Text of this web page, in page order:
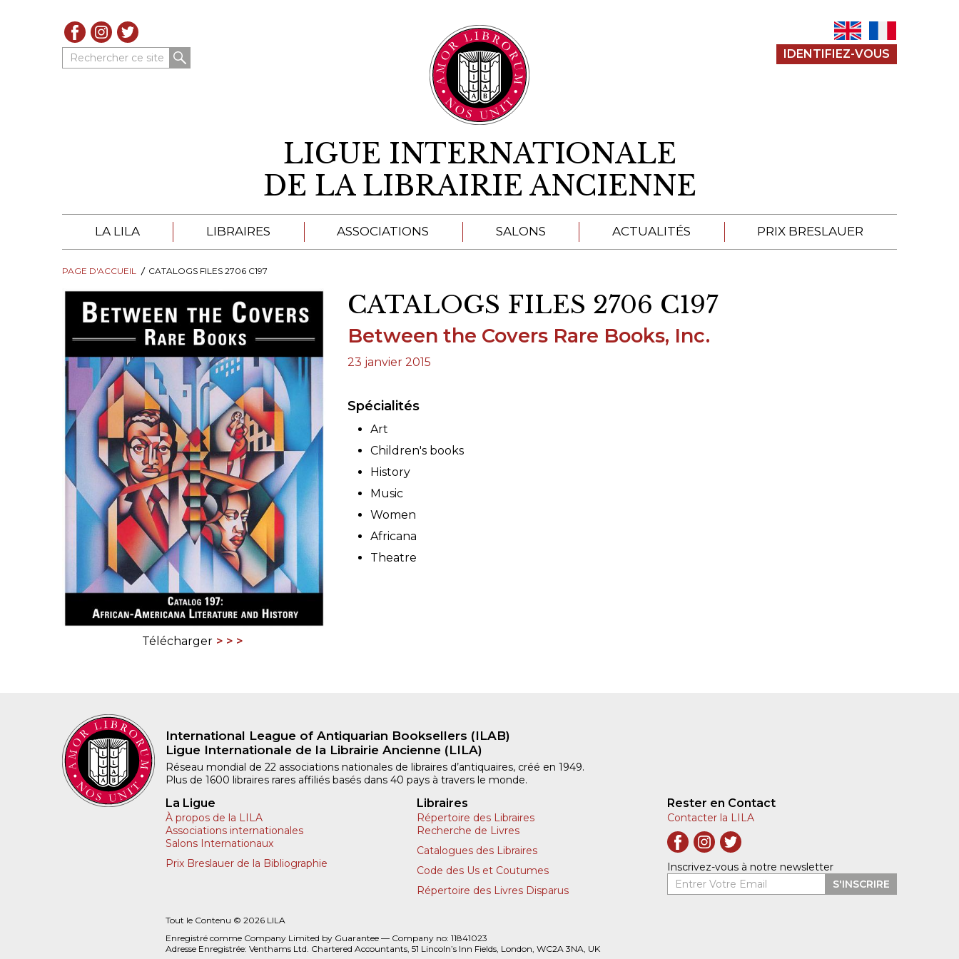
Rechercher ce site IDENTIFIEZ-VOUS
LIGUE INTERNATIONALE
DE LA LIBRAIRIE ANCIENNE
LA LILA
À PROPOS DE LA LILA
TROUVER UNE LIBRAIRIE
CONGRÈS & RÉUNIONS DE LA LILA
SALONS INTERNATIONAUX DE LA LILA
CODE ES US ET COUTUMES DE LA LILA
L'HISTOIRE DE LA LILA
ÉDUCATION & MENTORAT
VIDEOS AND RESSOURCES
COMITÉ DE LA LILA
CONTACT
LIBRAIRES
LIBRAIRES DE LA LILA
CATALOGUES
RECHERCHE DE LIVRES
RÉPERTOIRE DES LIBRAIRIES
ASSOCIATIONS SALONS ACTUALITÉS PRIX BRESLAUER
PAGE D'ACCUEIL CATALOGS FILES 2706 C197
Télécharger
CATALOGS FILES 2706 C197
Between the Covers Rare Books, Inc.
23 janvier 2015
Spécialités
Art
Children's books
History
Music
Women
Africana
Theatre
International League of Antiquarian Booksellers (ILAB)
Ligue Internationale de la Librairie Ancienne (LILA)
Réseau mondial de 22 associations nationales de libraires d’antiquaires, créé en 1949.
Plus de 1600 libraires rares affiliés basés dans 40 pays à travers le monde.
La Ligue
À propos de la LILA
Associations internationales
Salons Internationaux
Prix Breslauer de la Bibliographie
Libraires
Répertoire des Libraires
Recherche de Livres
Catalogues des Libraires
Code des Us et Coutumes
Répertoire des Livres Disparus
Rester en Contact
Contacter la LILA
Inscrivez-vous à notre newsletter
Entrer Votre Email
S'INSCRIRE
Tout le Contenu © 2026 LILA
Enregistré comme Company Limited by Guarantee — Company no: 11841023
Adresse Enregistrée: Venthams Ltd. Chartered Accountants, 51 Lincoln’s Inn Fields, London, WC2A 3NA, UK